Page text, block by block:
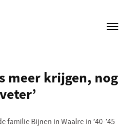
meer krijgen, nog
familie Bijnen in Waalre in ’40-’45